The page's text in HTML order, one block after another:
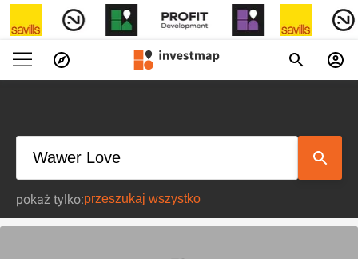
pokaż tylko: